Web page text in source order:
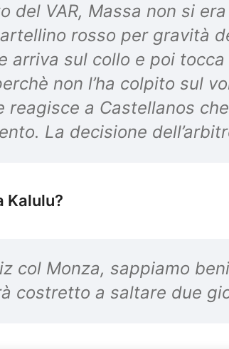
del VAR, Massa non si
rosso per gravità
arriva sul collo e poi
non l’ha colpito sul
reagisce a Castellanos
La decisione
Kalulu?
col Monza, sappiamo
costretto a saltare due